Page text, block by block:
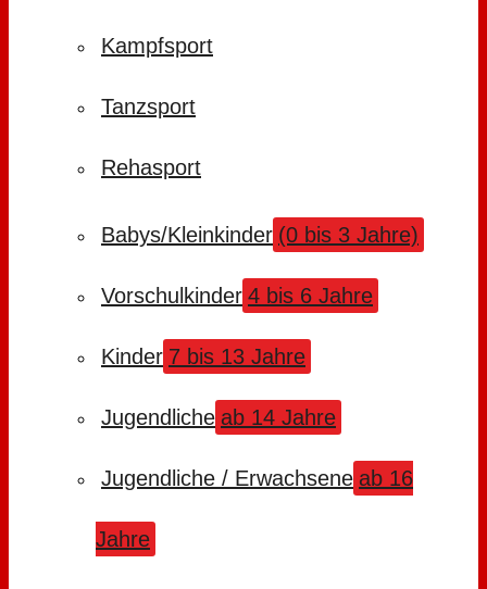
Kampfsport
Tanzsport
Rehasport
Babys/Kleinkinder (0 bis 3 Jahre)
Vorschulkinder 4 bis 6 Jahre
Kinder 7 bis 13 Jahre
Jugendliche ab 14 Jahre
Jugendliche / Erwachsene ab 16
Jahre